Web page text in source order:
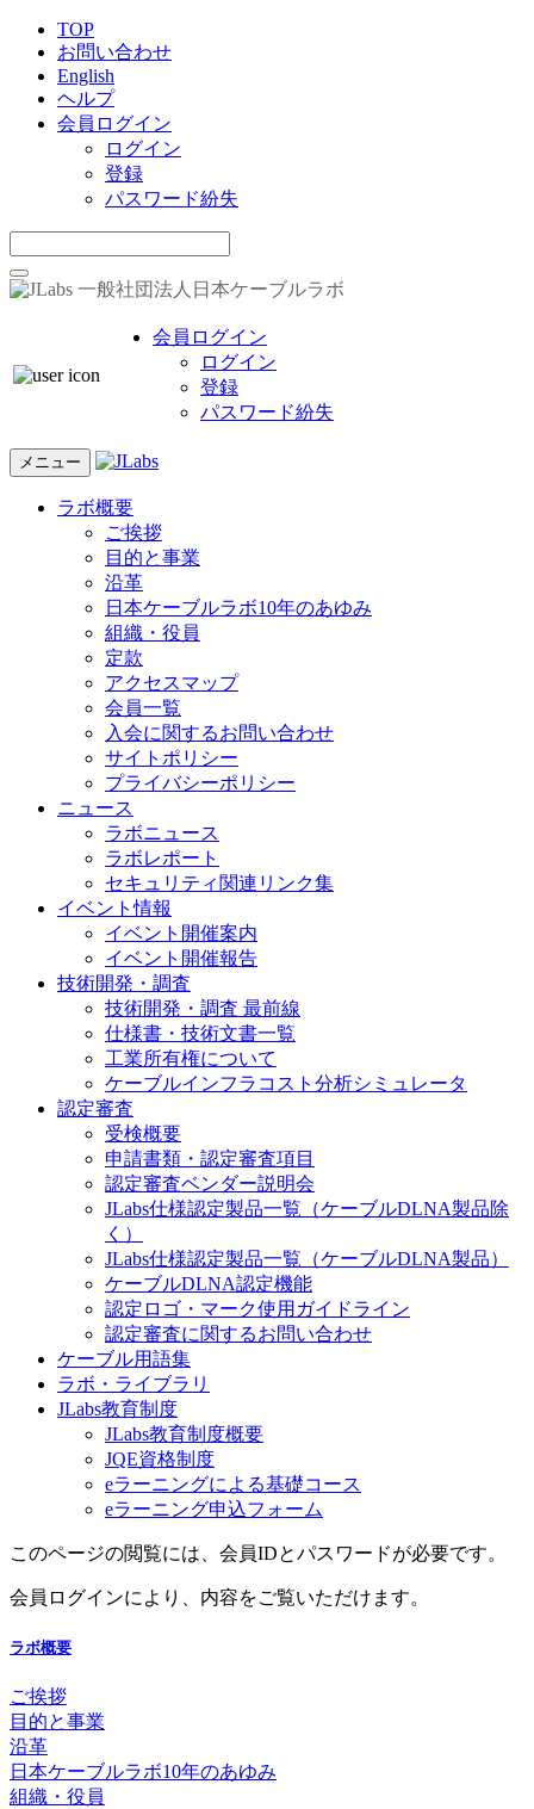
TOP
お問い合わせ
English
ヘルプ
会員ログイン
ログイン
登録
パスワード紛失
一般社団法人日本ケーブルラボ
会員ログイン
ログイン
登録
パスワード紛失
メニュー
ラボ概要
ご挨拶
目的と事業
沿革
日本ケーブルラボ10年のあゆみ
組織・役員
定款
アクセスマップ
会員一覧
入会に関するお問い合わせ
サイトポリシー
プライバシーポリシー
ニュース
ラボニュース
ラボレポート
セキュリティ関連リンク集
イベント情報
イベント開催案内
イベント開催報告
技術開発・調査
技術開発・調査 最前線
仕様書・技術文書一覧
工業所有権について
ケーブルインフラコスト分析シミュレータ
認定審査
受検概要
申請書類・認定審査項目
認定審査ベンダー説明会
JLabs仕様認定製品一覧（ケーブルDLNA製品除
く）
JLabs仕様認定製品一覧（ケーブルDLNA製品）
ケーブルDLNA認定機能
認定ロゴ・マーク使用ガイドライン
認定審査に関するお問い合わせ
ケーブル用語集
ラボ・ライブラリ
JLabs教育制度
JLabs教育制度概要
JQE資格制度
eラーニングによる基礎コース
eラーニング申込フォーム
このページの閲覧には、会員IDとパスワードが必要です。
会員ログインにより、内容をご覧いただけます。
ラボ概要
ご挨拶
目的と事業
沿革
日本ケーブルラボ10年のあゆみ
組織・役員